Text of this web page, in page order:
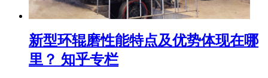
新型环辊磨性能特点及优势体现在哪
里？ 知乎专栏